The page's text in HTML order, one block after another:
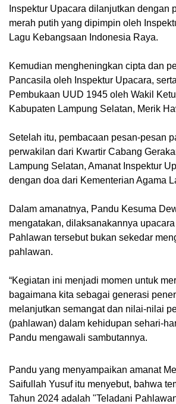
Inspektur Upacara dilanjutkan dengan
merah putih yang dipimpin oleh
Lagu Kebangsaan Indonesia Raya.
Kemudian mengheningkan cipta dan
Pancasila oleh Inspektur Upacara,
Pembukaan UUD 1945 oleh Wakil
Kabupaten Lampung Selatan, Merik
Setelah itu, pembacaan pesan-pesan
perwakilan dari Kwartir Cabang
Lampung Selatan, Amanat Inspektur
dengan doa dari Kementerian Agama
Dalam amanatnya, Pandu Kesuma
mengatakan, dilaksanakannya
Pahlawan tersebut bukan sekedar
pahlawan.
“Kegiatan ini menjadi momen untuk
bagaimana kita sebagai generasi
melanjutkan semangat dan nilai-nilai
(pahlawan) dalam kehidupan sehari-
Pandu mengawali sambutannya.
Pandu yang menyampaikan amanat
Saifullah Yusuf itu menyebut, bahwa
Tahun 2024 adalah "Teladani